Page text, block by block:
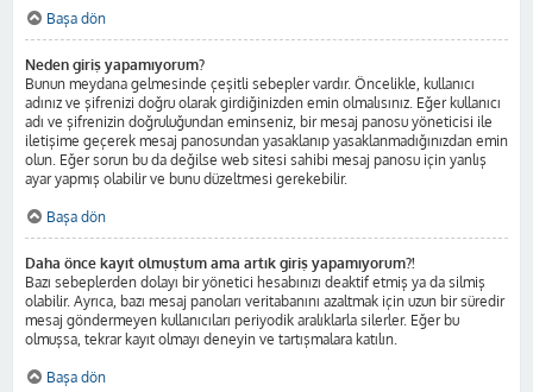
Başa dön
Neden giriş yapamıyorum?
Bunun meydana gelmesinde çeşitli sebepler vardır. Öncelikle, kullanıcı
adınız ve şifrenizi doğru olarak girdiğinizden emin olmalısınız. Eğer kullanıcı
adı ve şifrenizin doğruluğundan eminseniz, bir mesaj panosu yöneticisi ile
iletişime geçerek mesaj panosundan yasaklanıp yasaklanmadığınızdan emin
olun. Eğer sorun bu da değilse web sitesi sahibi mesaj panosu için yanlış
ayar yapmış olabilir ve bunu düzeltmesi gerekebilir.
Başa dön
Daha önce kayıt olmuştum ama artık giriş yapamıyorum?!
Bazı sebeplerden dolayı bir yönetici hesabınızı deaktif etmiş ya da silmiş
olabilir. Ayrıca, bazı mesaj panoları veritabanını azaltmak için uzun bir süredir
mesaj göndermeyen kullanıcıları periyodik aralıklarla silerler. Eğer bu
olmuşsa, tekrar kayıt olmayı deneyin ve tartışmalara katılın.
Başa dön